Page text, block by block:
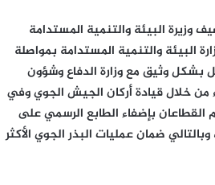
وزيرة البيئة والتنمية المستدامة
التزمت وزارة البيئة والتنمية المستدامة بمواصلة
بشكل وثيق مع وزارة الدفاع وشؤون
من خلال قيادة أركان الجيش الجوي وفي
القطاعان بإضفاء الطابع الرسمي على
ضمان عمليات البذر الجوي الأكثر